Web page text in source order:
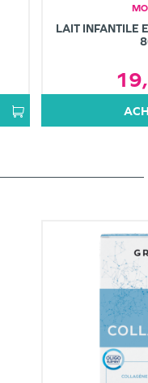
LAIT INFANTILE